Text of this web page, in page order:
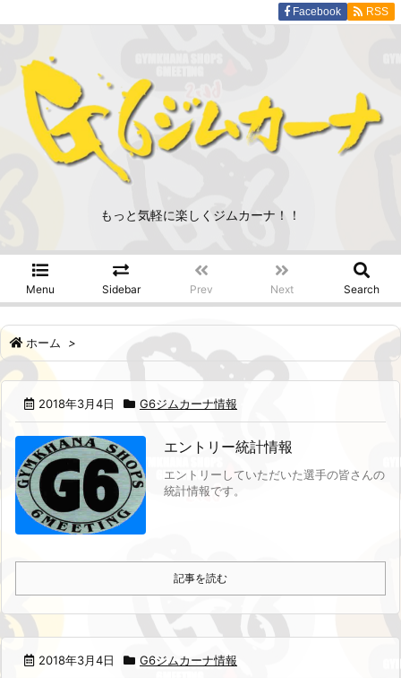
もっと気軽に楽しくジムカーナ！！
Menu Sidebar Prev Next Search
Facebook RSS
ホーム >
2018年3月4日 G6ジムカーナ情報
エントリー統計情報
エントリーしていただいた選手の皆さんの
統計情報です。
記事を読む
2018年3月4日 G6ジムカーナ情報